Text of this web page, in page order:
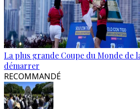
La plus grande Coupe du Monde de
démarrer
RECOMMANDÉ